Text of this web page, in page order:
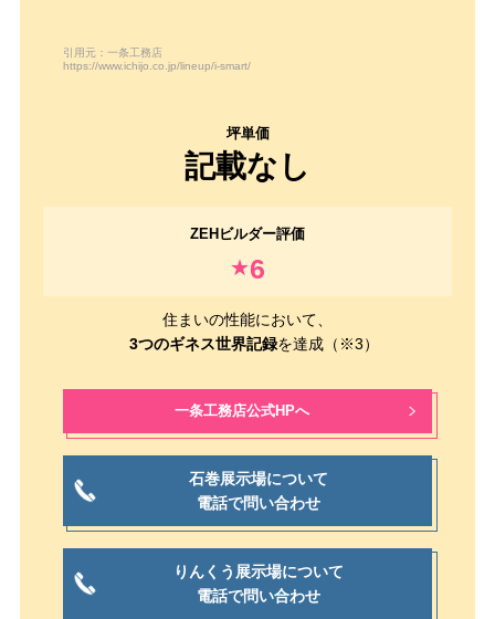
引用元：一条工務店
https://www.ichijo.co.jp/lineup/i-smart/
記載なし
★6
住まいの性能において、
3つのギネス世界記録を達成（※3）
一条工務店公式HPへ
石巻展示場について
電話で問い合わせ
りんくう展示場について
電話で問い合わせ